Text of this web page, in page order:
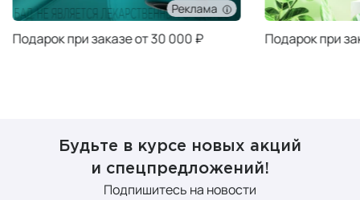
Реклама
Подарок при заказе от 30 000 ₽ Подарок при
Будьте в курсе новых акций
и спецпредложений!
Подпишитесь на новости